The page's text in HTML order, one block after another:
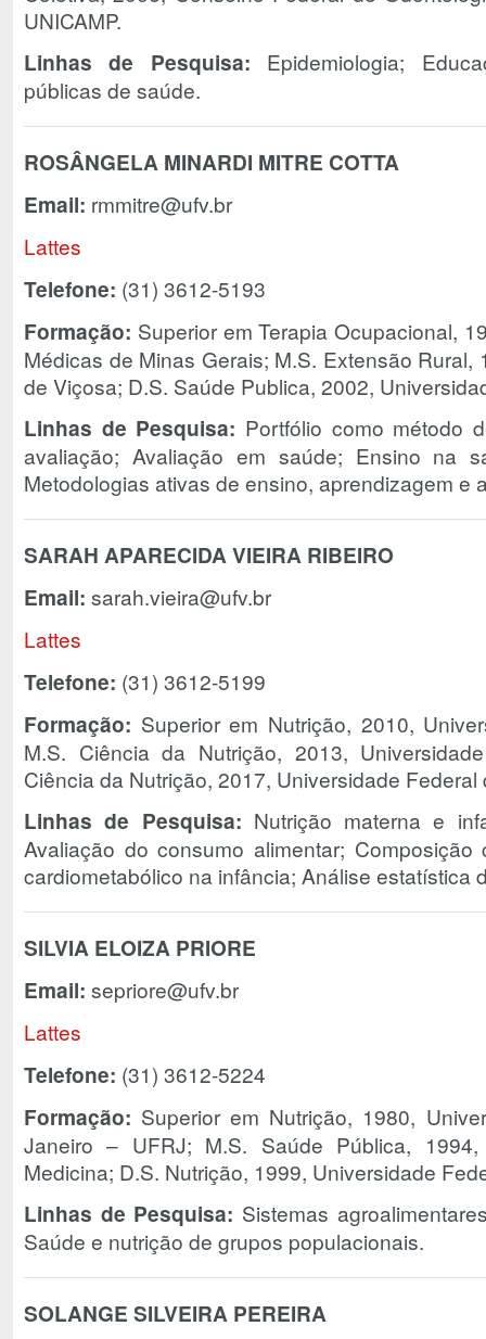
UNICAMP.
Linhas de Pesquisa: Epidemiologia;
públicas de saúde.
ROSÂNGELA MINARDI MITRE COTTA
Email: rmmitre@ufv.br
Lattes
Telefone: (31) 3612-5193
Formação: Superior em Terapia Ocupacional,
Médicas de Minas Gerais; M.S. Extensão Rural,
de Viçosa; D.S. Saúde Publica, 2002,
Linhas de Pesquisa: Portfólio como método
avaliação; Avaliação em saúde; Ensino na
Metodologias ativas de ensino, aprendizagem e
SARAH APARECIDA VIEIRA RIBEIRO
Email: sarah.vieira@ufv.br
Lattes
Telefone: (31) 3612-5199
Formação: Superior em Nutrição, 2010,
M.S. Ciência da Nutrição, 2013,
Ciência da Nutrição, 2017, Universidade Federal
Linhas de Pesquisa: Nutrição materna e
Avaliação do consumo alimentar;
cardiometabólico na infância; Análise estatística
SILVIA ELOIZA PRIORE
Email: sepriore@ufv.br
Lattes
Telefone: (31) 3612-5224
Formação: Superior em Nutrição, 1980,
Janeiro – UFRJ; M.S. Saúde Pública,
Medicina; D.S. Nutrição, 1999, Universidade
Linhas de Pesquisa: Sistemas
Saúde e nutrição de grupos populacionais.
SOLANGE SILVEIRA PEREIRA